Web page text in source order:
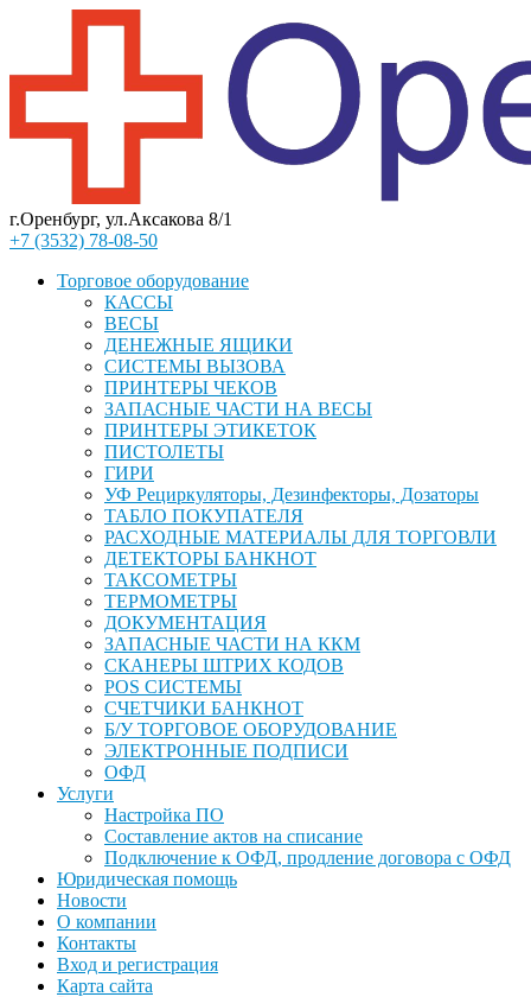
г.Оренбург, ул.Аксакова 8/1
+7 (3532) 78-08-50
Торговое оборудование
КАССЫ
ВЕСЫ
ДЕНЕЖНЫЕ ЯЩИКИ
СИСТЕМЫ ВЫЗОВА
ПРИНТЕРЫ ЧЕКОВ
ЗАПАСНЫЕ ЧАСТИ НА ВЕСЫ
ПРИНТЕРЫ ЭТИКЕТОК
ПИСТОЛЕТЫ
ГИРИ
УФ Рециркуляторы, Дезинфекторы, Дозаторы
ТАБЛО ПОКУПАТЕЛЯ
РАСХОДНЫЕ МАТЕРИАЛЫ ДЛЯ ТОРГОВЛИ
ДЕТЕКТОРЫ БАНКНОТ
ТАКСОМЕТРЫ
ТЕРМОМЕТРЫ
ДОКУМЕНТАЦИЯ
ЗАПАСНЫЕ ЧАСТИ НА ККМ
СКАНЕРЫ ШТРИХ КОДОВ
POS СИСТЕМЫ
СЧЕТЧИКИ БАНКНОТ
Б/У ТОРГОВОЕ ОБОРУДОВАНИЕ
ЭЛЕКТРОННЫЕ ПОДПИСИ
ОФД
Услуги
Настройка ПО
Составление актов на списание
Подключение к ОФД, продление договора с ОФД
Юридическая помощь
Новости
О компании
Контакты
Вход и регистрация
Карта сайта